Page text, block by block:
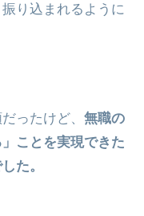
り込まれるように
ったけど、 無職の
ことを実現できた
た。